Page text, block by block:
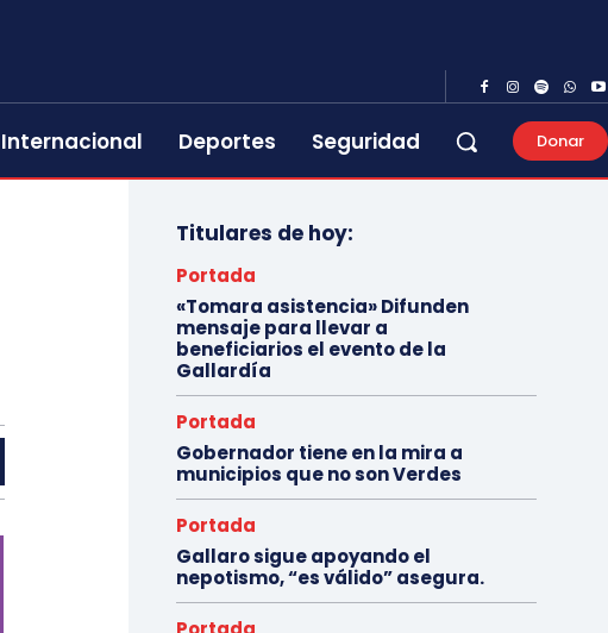
Internacional Deportes Seguridad Donar
Titulares de hoy:
Portada
«Tomara asistencia» Difunden
mensaje para llevar a
beneficiarios el evento de la
Gallardía
Portada
Gobernador tiene en la mira a
municipios que no son Verdes
Portada
Gallaro sigue apoyando el
nepotismo, “es válido” asegura.